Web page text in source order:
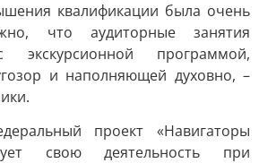
квалификации была очень
что аудиторные занятия
экскурсионной программой,
и наполняющей духовно, –
проект «Навигаторы
свою деятельность при